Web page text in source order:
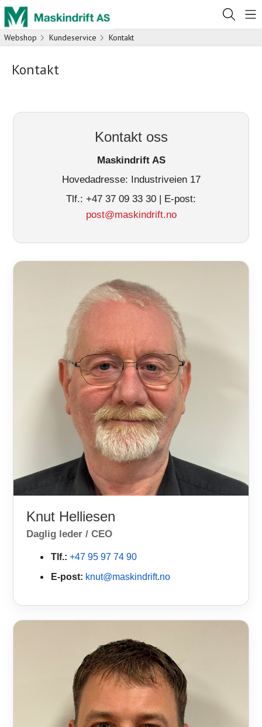
Webshop Kundeservice Kontakt
Kontakt
Kontakt oss
Maskindrift AS
Hovedadresse: Industriveien 17
Tlf.: +47 37 09 33 30 | E-post:
post@maskindrift.no
Knut Helliesen
Daglig leder / CEO
Tlf.: +47 95 97 74 90
E-post: knut@maskindrift.no